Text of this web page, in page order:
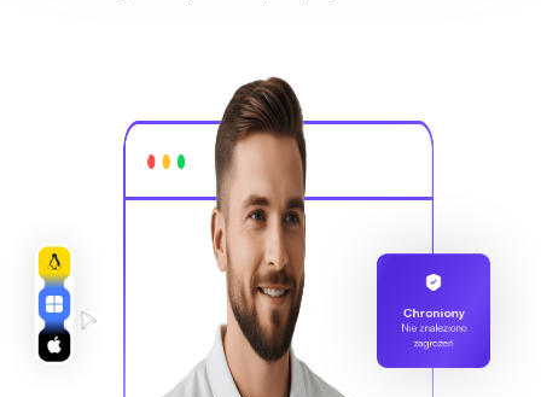
Chroniony
Nie znaleziono
zagrożeń